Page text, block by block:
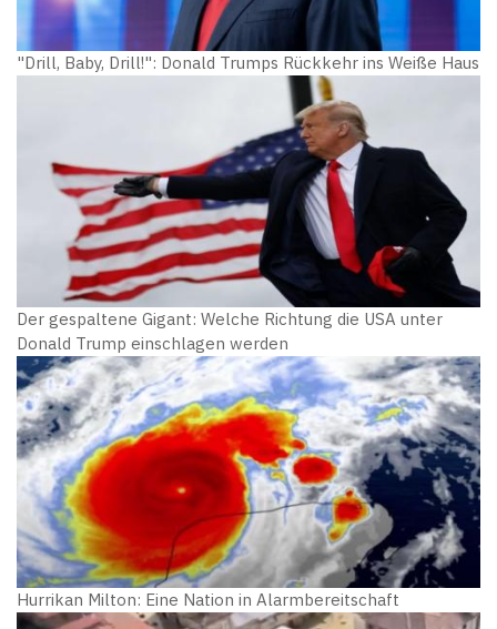
"Drill, Baby, Drill!": Donald Trumps Rückkehr ins Weiße Haus
Der gespaltene Gigant: Welche Richtung die USA unter
Donald Trump einschlagen werden
Hurrikan Milton: Eine Nation in Alarmbereitschaft